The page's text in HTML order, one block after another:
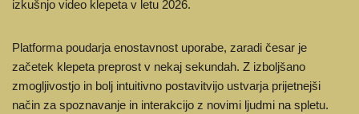
izkušnjo video klepeta v letu 2026.
Platforma poudarja enostavnost uporabe, zaradi česar je
začetek klepeta preprost v nekaj sekundah. Z izboljšano
zmogljivostjo in bolj intuitivno postavitvijo ustvarja prijetnejši
način za spoznavanje in interakcijo z novimi ljudmi na spletu.